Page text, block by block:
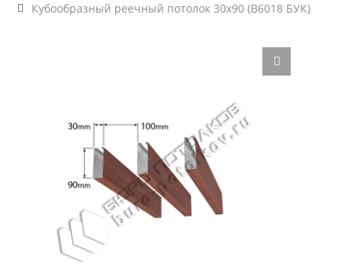
Кубообразный реечный потолок 30х90 (B6018 БУК)